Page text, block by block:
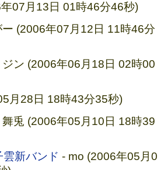
07月13日 01時46分46秒)
(2006年07月12日 11時46分
ジン (2006年06月18日 02時00
月28日 18時43分35秒)
舞兎 (2006年05月10日 18時39
新バンド - mo (2006年05月0